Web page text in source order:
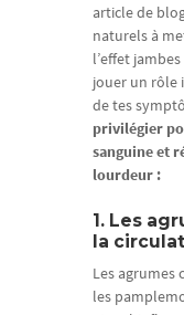
article de
naturels à
l’effet
jouer un rôle
de tes
privilégier
sanguine et
lourdeur :
1. Les
la
Les agrumes
les